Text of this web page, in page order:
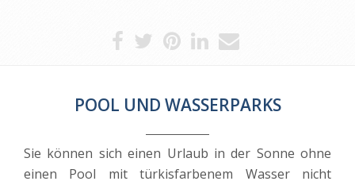
POOL UND WASSERPARKS
Sie können sich einen Urlaub in der Sonne ohne
einen Pool mit türkisfarbenem Wasser nicht